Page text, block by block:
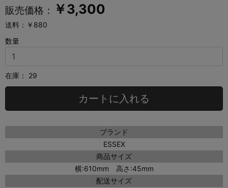
販売価格： ￥3,300
送料：￥880
数量
在庫： 29
カートに入れる
ブランド
ESSEX
商品サイズ
横:610mm 高さ:45mm
配送サイズ